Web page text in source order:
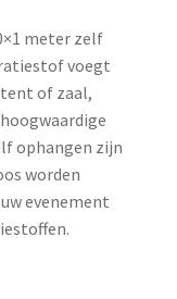
meter zelf
voegt
of zaal,
ophangen zijn
worden
evenement